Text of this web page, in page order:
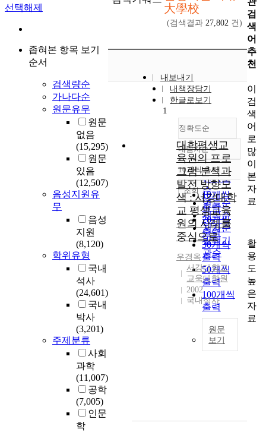
선택해제
좁혀본 항목 보기
순서
검색량순
가나다순
원문유무
원문
없음
(15,295)
원문
있음
(12,507)
음성지원유
무
음성
지원
(8,120)
학위유형
국내
석사
(24,601)
국내
박사
(3,201)
주제분류
사회
과학
(11,007)
공학
(7,005)
인문
학
大學校
(검색결과 27,802 건)
내보내기
내책장담기
한글로보기
정확도순
정확도
순
인기도
순
연도순
제목순
저자순
발행기
관순
내림차순
내림차순
10개씩 출력
10개씩
출력
20개씩
출력
30개씩
출력
50개씩
출력
100개씩
출력
조회
1
대학평생교
육원의 프로
그램 분석과
발전 방향모
색 : 서강대학
교 평생교육
원의 사례를
중심으로
우경옥
서강대학교
교욱대학원
2002
국내석사
원문
보기
검
색
어
추
천
이
검
색
어
로
많
이
본
자
료
활
용
도
높
은
자
료